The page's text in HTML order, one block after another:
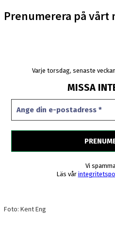
Prenumerera på vårt
Varje torsdag, senaste
MISSA
Vi
Läs vår
Foto: Kent Eng